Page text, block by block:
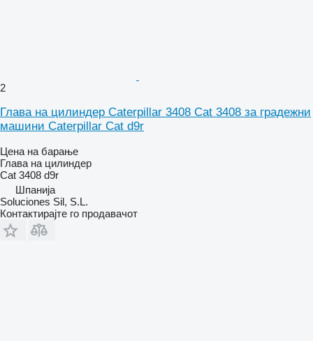
2
Глава на цилиндер Caterpillar 3408 Cat 3408 за градежни
машини Caterpillar Cat d9r
Цена на барање
Глава на цилиндер
Cat 3408 d9r
Шпанија
Soluciones Sil, S.L.
Контактирајте го продавачот